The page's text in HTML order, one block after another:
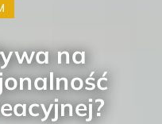
na